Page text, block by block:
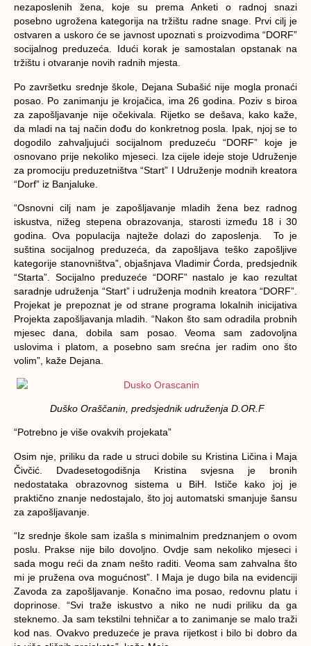
nezaposlenih žena, koje su prema Anketi o radnoj snazi
posebno ugrožena kategorija na tržištu radne snage. Prvi cilj je
ostvaren a uskoro će se javnost upoznati s proizvodima “DORF”
socijalnog preduzeća. Idući korak je samostalan opstanak na
tržištu i otvaranje novih radnih mjesta.
Po završetku srednje škole, Dejana Subašić nije mogla pronaći
posao. Po zanimanju je krojačica, ima 26 godina. Poziv s biroa
za zapošljavanje nije očekivala. Rijetko se dešava, kako kaže,
da mladi na taj način dođu do konkretnog posla. Ipak, njoj se to
dogodilo zahvaljujući socijalnom preduzeću “DORF” koje je
osnovano prije nekoliko mjeseci. Iza cijele ideje stoje Udruženje
za promociju preduzetništva “Start” I Udruženje modnih kreatora
“Dorf” iz Banjaluke.
“Osnovni cilj nam je zapošljavanje mladih žena bez radnog
iskustva, nižeg stepena obrazovanja, starosti između 18 i 30
godina. Ova populacija najteže dolazi do zaposlenja. To je
suština socijalnog preduzeća, da zapošljava teško zapošljive
kategorije stanovništva”, objašnjava Vladimir Ćorda, predsjednik
“Starta”. Socijalno preduzeće “DORF” nastalo je kao rezultat
saradnje udruženja “Start” i udruženja modnih kreatora “DORF”.
Projekat je prepoznat je od strane programa lokalnih inicijativa
Projekta zapošljavanja mladih. “Nakon što sam odradila probnih
mjesec dana, dobila sam posao. Veoma sam zadovoljna
uslovima i platom, a posebno sam srećna jer radim ono što
volim”, kaže Dejana.
Duško Oraščanin, predsjednik udruženja D.OR.F
“Potrebno je više ovakvih projekata”
Osim nje, priliku da rade u struci dobile su Kristina Ličina i Maja
Čivčić. Dvadesetogodišnja Kristina svjesna je bronih
nedostataka obrazovnog sistema u BiH. Ističe kako joj je
praktično znanje nedostajalo, što joj automatski smanjuje šansu
za zapošljavanje.
“Iz srednje škole sam izašla s minimalnim predznanjem o ovom
poslu. Prakse nije bilo dovoljno. Ovdje sam nekoliko mjeseci i
sada mogu reći da znam nešto raditi. Veoma sam zahvalna što
mi je pružena ova mogućnost”. I Maja je dugo bila na evidenciji
Zavoda za zapošljavanje. Konačno ima posao, redovnu platu i
doprinose. “Svi traže iskustvo a niko ne nudi priliku da ga
steknemo. Ja sam tekstilni tehničar a to zanimanje se malo traži
kod nas. Ovakvo preduzeće je prava rijetkost i bilo bi dobro da